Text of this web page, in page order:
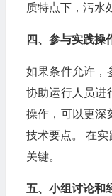
质特点下，污水
四、参与实践操
如果条件允许，
协助运行人员进
操作，可以更深
技术要点。 在
关键。
五、小组讨论和